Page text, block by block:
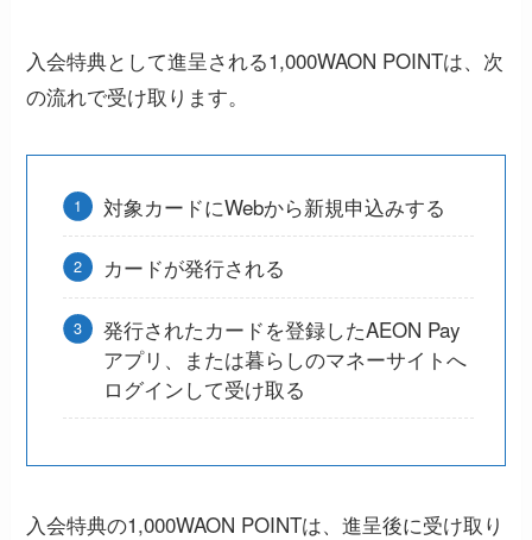
入会特典として進呈される1,000WAON POINTは、次
の流れで受け取ります。
対象カードにWebから新規申込みする
カードが発行される
発行されたカードを登録したAEON Pay
アプリ、または暮らしのマネーサイトへ
ログインして受け取る
入会特典の1,000WAON POINTは、進呈後に受け取り